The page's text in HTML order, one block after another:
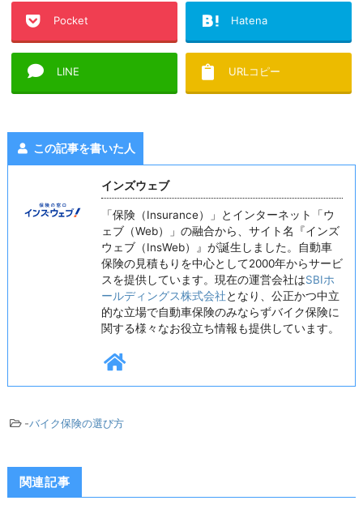
Pocket Hatena
LINE URLコピー
この記事を書いた人
インズウェブ
「保険（Insurance）」とインターネット「ウ
ェブ（Web）」の融合から、サイト名『インズ
ウェブ（InsWeb）』が誕生しました。自動車
保険の見積もりを中心として2000年からサービ
スを提供しています。現在の運営会社はSBIホ
ールディングス株式会社となり、公正かつ中立
的な立場で自動車保険のみならずバイク保険に
関する様々なお役立ち情報も提供しています。
-バイク保険の選び方
関連記事